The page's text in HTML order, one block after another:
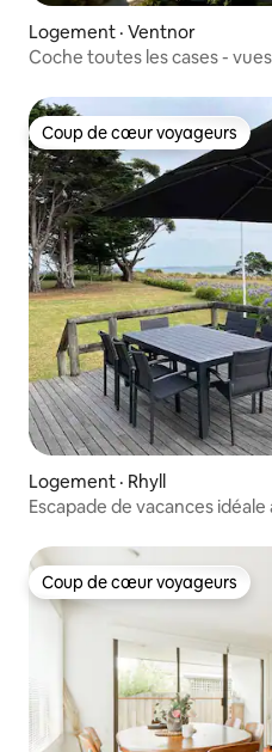
Logement · Ventnor
Coche toutes les cases -
Coup de cœur voyageurs
Coup de cœur voyageurs
Logement · Rhyll
Escapade de vacances
Coup de cœur voyageurs
Coup de cœur voyageurs